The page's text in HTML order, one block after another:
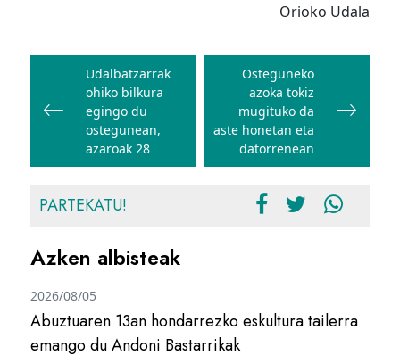
Orioko Udala
Bidalketetan
zehar
nabigatu
Udalbatzarrak
ohiko bilkura
egingo du
ostegunean,
azaroak 28
Osteguneko
azoka tokiz
mugituko da
aste honetan eta
datorrenean
PARTEKATU!
Azken albisteak
Abuztuaren 13an hondarrezko eskultura tailerra
emango du Andoni Bastarrikak
2026/08/05